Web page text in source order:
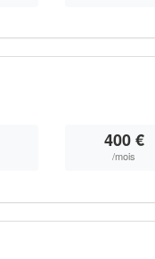
400 €
/mois